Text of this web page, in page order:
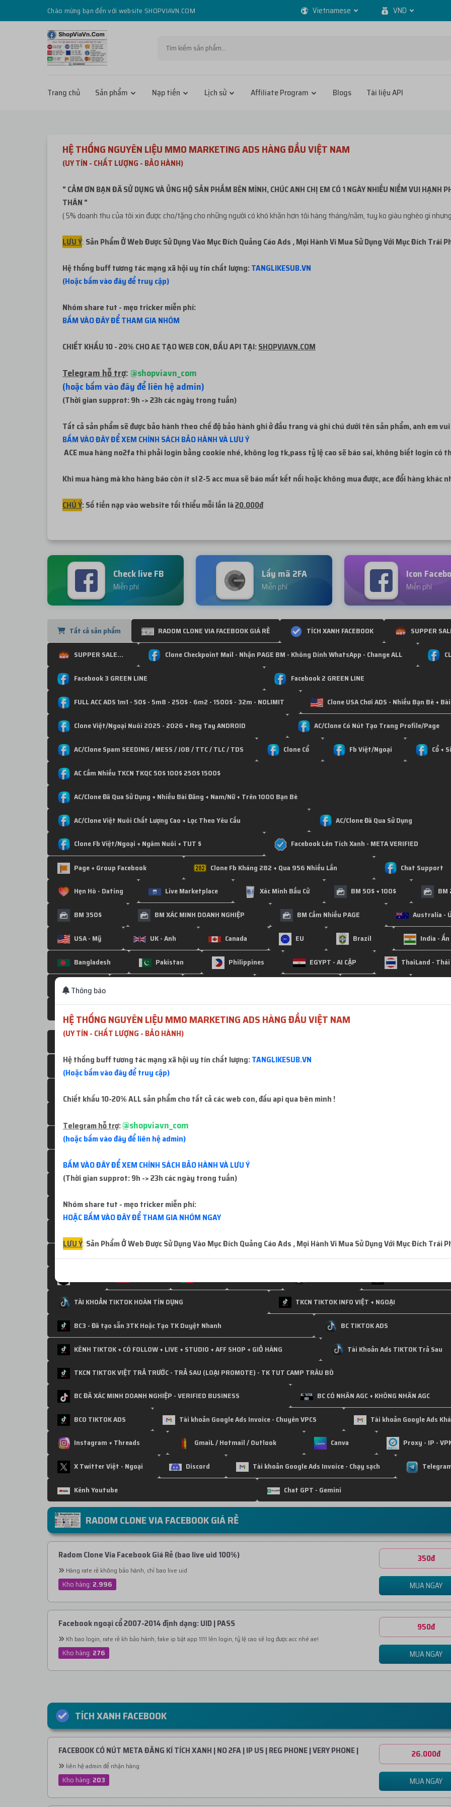
Chào mừng bạn đến với website SHOPVIAVN.COM Vietnamese VND
Trang chủ Sản phẩm Nạp tiền Lịch sử Affiliate Program Blogs Tài liệu API
HỆ THỐNG NGUYÊN LIỆU MMO MARKETING ADS HÀNG ĐẦU VIỆT NAM
(UY TÍN - CHẤT LƯỢNG - BẢO HÀNH)
" CẢM ƠN BẠN ĐÃ SỬ DỤNG VÀ ỦNG HỘ SẢN PHẦM BÊN MÌNH, CHÚC ANH CHỊ EM CÓ 1 NGÀY NHIỀU NIỀM VUI HẠNH
THÂN "
( 5% doanh thu của tôi xin được cho/tặng cho những người có khó khăn hơn tôi hàng tháng/năm, tuy ko giàu nghèo gì
LƯU Ý:Sản Phẩm Ở Web Được Sử Dụng Vào Mục Đích Quảng Cáo Ads , Mọi Hành Vi Mua Sử Dụng Với Mục Đích Trái
Hệ thống buff tương tác mạng xã hội uy tín chất lượng:TANGLIKESUB.VN
(Hoặc bấm vào đây để truy cập)
Nhóm share tut - mẹo tricker miễn phí:
BẤM VÀO ĐÂY ĐỂ THAM GIA NHÓM
CHIẾT KHẤU 10 - 20% CHO AE TẠO WEB CON, ĐẤU API TẠI:SHOPVIAVN.COM
Telegram hỗ trợ: @shopviavn_com
(hoặc bấm vào đây để liên hệ admin)
(Thời gian supprot: 9h -> 23h các ngày trong tuần)
Tất cả sản phẩm sẽ được bảo hành theo chế độ bảo hành ghi ở đầu trang và ghi chú dưới tên sản phẩm, anh em
BẤM VÀO ĐÂY ĐỂ XEM CHÍNH SÁCH BẢO HÀNH VÀ LƯU Ý
ACE mua hàng no2fa thì phải login bằng cookie nhé, không log tk,pass tỷ lệ cao sẽ báo sai, không biết login có
Khi mua hàng mà kho hàng báo còn ít sl 2-5 acc mua sẽ báo mất kết nối hoặc không mua được, ace đổi hàng khác
CHÚ Ý: Số tiền nạp vào website tối thiểu mỗi lần là20.000đ
Check live FB
Miễn phí
Lấy mã 2FA
Miễn phí
Icon
Miễn phí
Tất cả sản phẩm RADOM CLONE VIA FACEBOOK GIÁ RẺ TÍCH XANH FACEBOOK SUPPER
SUPPER SALE... Clone Checkpoint Mail - Nhận PAGE BM - Không Dính WhatsApp - Change ALL
Facebook 3 GREEN LINE Facebook 2 GREEN LINE
FULL ACC ADS 1m1 - 50$ - 5m8 - 250$ - 6m2 - 1500$ - 32m - NOLIMIT Clone USA Chơi ADS - Nhiều Bạn Bè +
Clone Việt/Ngoại Nuôi 2025 - 2026 + Reg Tay ANDROID AC/Clone Có Nút Tạo Trang Profile/Page
AC/Clone Spam SEEDING / MESS / JOB / TTC / TLC / TDS Clone Cổ Fb Việt/Ngoại Cổ +
AC Cầm Nhiều TKCN TKQC 50$ 100$ 250$ 1500$
AC/Clone Đã Qua Sử Dụng + Nhiều Bài Đăng + Nam/Nữ + Trên 1000 Bạn Bè
AC/Clone Việt Nuôi Chất Lượng Cao + Lọc Theo Yêu Cầu AC/Clone Đã Qua Sử Dụng
Clone Fb Việt/Ngoại + Ngâm Nuôi + TUT $ Facebook Lên Tích Xanh - META VERIFIED
Page + Group Facebook Clone Fb Kháng 282 + Qua 956 Nhiều Lần Chat Support
Hẹn Hò - Dating Live Marketplace Xác Minh Bầu Cử BM 50$ + 100$ BM
BM 350$ BM XÁC MINH DOANH NGHIỆP BM Cầm Nhiều PAGE Australia -
USA - Mỹ UK - Anh Canada EU Brazil India -
Bangladesh Pakistan Philippines EGYPT - AI CẬP ThaiLand - Thái
Mexico
Japan - Nhật Bản
HongKong + Trung Quốc + Đài Loan Saudi Arabia - ả rập
Hungary Czech Republic - Cộng hòa Séc
Nepal Maroc - Ả Rập Denmark - Đan Mạch
Iraq Serbia Sveriges - Thụy Điển
Ukraine Sri Lanka
TÀI KHOẢN TIKTOK HOÀN TÍN DỤNG TKCN TIKTOK INFO VIỆT + NGOẠI
BC3 - Đã tạo sẵn 3TK Hoặc Tạo TK Duyệt Nhanh BC TIKTOK ADS
KÊNH TIKTOK + CÓ FOLLOW + LIVE + STUDIO + AFF SHOP + GIỎ HÀNG Tài Khoản Ads TIKTOK Trả Sau
TKCN TIKTOK VIỆT TRẢ TRƯỚC - TRẢ SAU (LOẠI PROMOTE) - TK TUT CAMP TRÂU BÒ
BC ĐÃ XÁC MINH DOANH NGHIỆP - VERIFIED BUSINESS BC CÓ NHÃN AGC + KHÔNG NHÃN AGC
BC0 TIKTOK ADS Tài khoản Google Ads Invoice - Chuyên VPCS Tài khoản Google Ads
Instagram + Threads GmaiL / Hotmail / Outlook Canva Proxy - IP -
X Twitter Việt - Ngoại Discord Tài khoản Google Ads Invoice - Chạy sạch
Kênh Youtube Chat GPT - Gemini
RADOM CLONE VIA FACEBOOK GIÁ RẺ
Radom Clone Via Facebook Giá Rẻ (bao live uid 100%)
Hàng rate rẻ không bảo hành, chỉ bao live uid
Kho hàng: 2.996
350đ
MUA NGAY
Facebook ngoại cổ 2007-2014 định dạng: UID | PASS
Kh bao login, rate rẻ kh bảo hành, fake ip bật app 1111 lên login, tỷ lệ cao sẽ log được acc nhé ae!
Kho hàng: 276
950đ
MUA NGAY
TÍCH XANH FACEBOOK
FACEBOOK CÓ NÚT META ĐĂNG KÍ TÍCH XANH | NO 2FA | IP US | REG PHONE | VERY PHONE |
liên hệ admin để nhận hàng
Kho hàng: 203
26.000đ
MUA NGAY
Thông báo
HỆ THỐNG NGUYÊN LIỆU MMO MARKETING ADS HÀNG ĐẦU VIỆT NAM
(UY TÍN - CHẤT LƯỢNG - BẢO HÀNH)
Hệ thống buff tương tác mạng xã hội uy tín chất lượng:TANGLIKESUB.VN
(Hoặc bấm vào đây để truy cập)
Chiết khấu 10-20% ALL sản phẩm cho tất cả các web con, đấu api qua bên mình !
Telegram hỗ trợ:@shopviavn_com
(hoặc bấm vào đây để liên hệ admin)
BẤM VÀO ĐÂY ĐỂ XEM CHÍNH SÁCH BẢO HÀNH VÀ LƯU Ý
(Thời gian supprot: 9h -> 23h các ngày trong tuần)
Nhóm share tut - mẹo tricker miễn phí:
HOẶC BẤM VÀO ĐÂY ĐỂ THAM GIA NHÓM NGAY
LƯU Ý:Sản Phẩm Ở Web Được Sử Dụng Vào Mục Đích Quảng Cáo Ads , Mọi Hành Vi Mua Sử Dụng Với Mục Đích Trái